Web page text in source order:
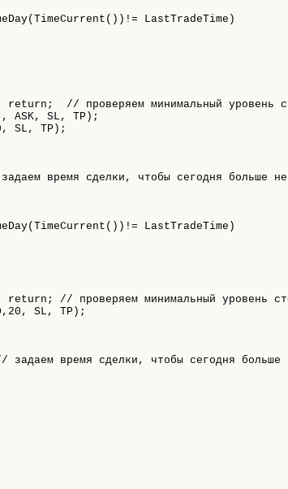
( TimeCurrent ( ) ) ! = LastTradeTime )
return ;
// проверяем минимальный уровень
, ASK, SL , TP ) ;
, SL , TP ) ;
время сделки, чтобы сегодня больше не
( TimeCurrent ( ) ) ! = LastTradeTime )
return ;
// проверяем минимальный уровень
, 20 , SL , TP ) ;
задаем время сделки, чтобы сегодня больше